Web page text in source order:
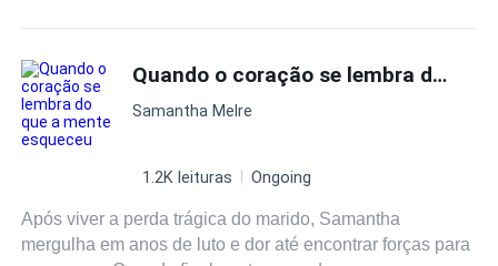
momento em que um homem ainda mais perigoso entra
em cena. Temido no mundo dos negócios, conhecido por
destruir tudo o que toca, o poderoso CEO que domina o
mercado não faz pedidos… ele faz exigências. E a dele é
desesperada e coloca Celina em seu lugar, acreditando
que nunca mais teria que lidar com aquele homem. Mas,
Casamento Relâmpago Traição
Noiva Substituta
Quando o coração se lembra do que a mente esqueceu
Samantha Melre
1.2K leituras Ongoing
Após viver a perda trágica do marido, Samantha
mergulha em anos de luto e dor até encontrar forças para